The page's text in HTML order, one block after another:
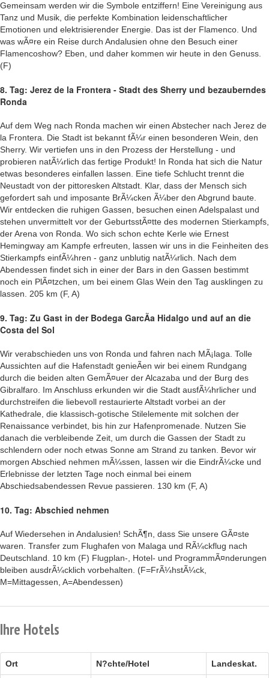
Gemeinsam werden wir die Symbole entziffern! Eine Vereinigung aus
Tanz und Musik, die perfekte Kombination leidenschaftlicher
Emotionen und elektrisierender Energie. Das ist der Flamenco. Und
was wÃ¤re ein Reise durch Andalusien ohne den Besuch einer
Flamencoshow? Eben, und daher kommen wir heute in den Genuss.
(F)
8. Tag: Jerez de la Frontera - Stadt des Sherry und bezauberndes
Ronda
Auf dem Weg nach Ronda machen wir einen Abstecher nach Jerez de
la Frontera. Die Stadt ist bekannt fÃ¼r einen besonderen Wein, den
Sherry. Wir vertiefen uns in den Prozess der Herstellung - und
probieren natÃ¼rlich das fertige Produkt! In Ronda hat sich die Natur
etwas besonderes einfallen lassen. Eine tiefe Schlucht trennt die
Neustadt von der pittoresken Altstadt. Klar, dass der Mensch sich
gefordert sah und imposante BrÃ¼cken Ã¼ber den Abgrund baute.
Wir entdecken die ruhigen Gassen, besuchen einen Adelspalast und
stehen unvermittelt vor der GeburtsstÃ¤tte des modernen Stierkampfs,
der Arena von Ronda. Wo sich schon echte Kerle wie Ernest
Hemingway am Kampfe erfreuten, lassen wir uns in die Feinheiten des
Stierkampfs einfÃ¼hren - ganz unblutig natÃ¼rlich. Nach dem
Abendessen findet sich in einer der Bars in den Gassen bestimmt
noch ein PlÃ¤tzchen, um bei einem Glas Wein den Tag ausklingen zu
lassen. 205 km (F, A)
9. Tag: Zu Gast in der Bodega GarcÃ­a Hidalgo und auf an die
Costa del Sol
Wir verabschieden uns von Ronda und fahren nach MÃ¡laga. Tolle
Aussichten auf die Hafenstadt genieÃen wir bei einem Rundgang
durch die beiden alten GemÃ¤uer der Alcazaba und der Burg des
Gibralfaro. Im Anschluss erkunden wir die Stadt ausfÃ¼hrlicher und
durchstreifen die liebevoll restaurierte Altstadt vorbei an der
Kathedrale, die klassisch-gotische Stilelemente mit solchen der
Renaissance verbindet, bis hin zur Hafenpromenade. Nutzen Sie
danach die verbleibende Zeit, um durch die Gassen der Stadt zu
schlendern oder noch etwas Sonne am Strand zu tanken. Bevor wir
morgen Abschied nehmen mÃ¼ssen, lassen wir die EindrÃ¼cke und
Erlebnisse der letzten Tage noch einmal bei einem
Abschiedsabendessen Revue passieren. 130 km (F, A)
10. Tag: Abschied nehmen
Auf Wiedersehen in Andalusien! SchÃ¶n, dass Sie unsere GÃ¤ste
waren. Transfer zum Flughafen von Malaga und RÃ¼ckflug nach
Deutschland. 10 km (F) Flugplan-, Hotel- und ProgrammÃ¤nderungen
bleiben ausdrÃ¼cklich vorbehalten. (F=FrÃ¼hstÃ¼ck,
M=Mittagessen, A=Abendessen)
Ihre Hotels
Ort N?chte/Hotel Landeskat.